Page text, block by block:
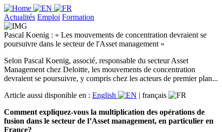
Actualités Emploi Formation
Pascal Koenig : « Les mouvements de concentration devraient se
poursuivre dans le secteur de l'Asset management »
Selon Pascal Koenig, associé, responsable du secteur Asset
Management chez Deloitte, les mouvements de concentration
devraient se poursuivre, y compris chez les acteurs de premier plan...
Article aussi disponible en : English | français
Comment expliquez-vous la multiplication des opérations de
fusion dans le secteur de l’Asset management, en particulier en
France?